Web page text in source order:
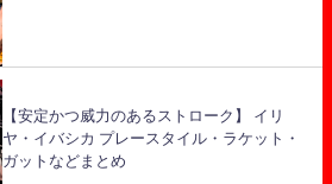
【安定かつ威力のあるストローク】 イリ
ヤ・イバシカ プレースタイル・ラケット・
ガットなどまとめ